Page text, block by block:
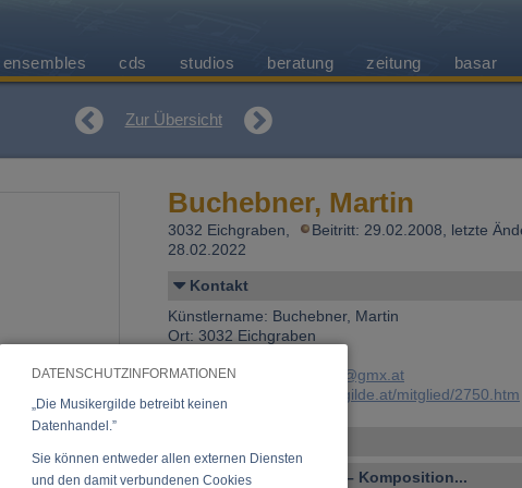
DATENSCHUTZINFORMATIONEN
„Die Musikergilde betreibt keinen
Datenhandel.”
Sie können entweder allen externen Diensten
und den damit verbundenen Cookies
ensembles cds studios beratung zeitung basar
Zur Übersicht
Buchebner, Martin
3032 Eichgraben,
Beitritt: 29.02.2008, letzte
28.02.2022
Kontakt
Künstlername: Buchebner, Martin
Ort: 3032 Eichgraben
E-Mail:martin.buchebner@gmx.at
https://www.musikergilde.at/mitglied/2750.htm
Vocal – Instrumental – Komposition...